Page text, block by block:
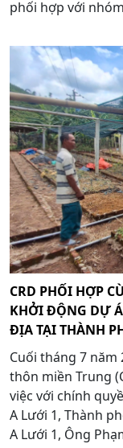
phối hợp với
CRD PHỐI HỢP
KHỞI ĐỘNG DỰ
ĐỊA TẠI THÀNH
Cuối tháng 7
thôn miền Trung
việc với chính
A Lưới 1, Thành
A Lưới 1, Ông